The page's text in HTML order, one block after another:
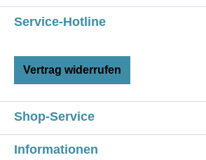
Service-Hotline
Vertrag widerrufen
Shop-Service
Informationen